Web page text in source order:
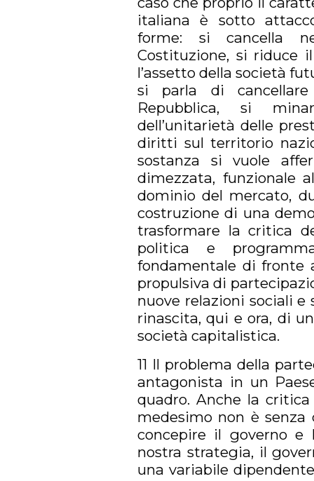
italiana è sotto
forme: si cancella
Costituzione, si riduce
l’assetto della società
si parla di
Repubblica, si
dell’unitarietà delle
diritti sul territorio
sostanza si vuole
dimezzata, funzionale
dominio del mercato,
costruzione di una
trasformare la critica
politica e
fondamentale di fronte
propulsiva di
nuove relazioni sociali
rinascita, qui e ora, di
società capitalistica.
11 Il problema della
antagonista in un
quadro. Anche la
medesimo non è
concepire il governo e
nostra strategia, il
una variabile